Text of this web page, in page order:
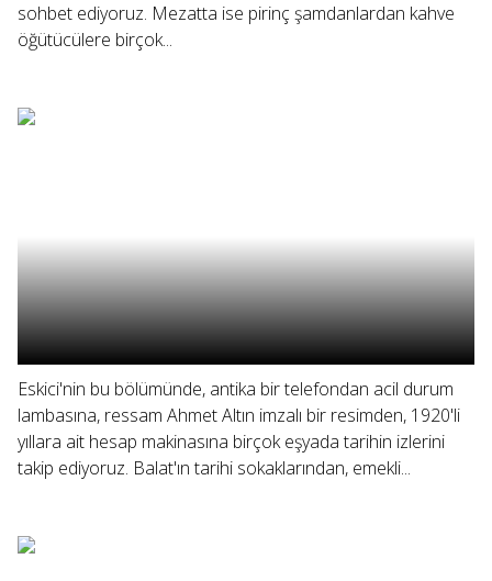
sohbet ediyoruz. Mezatta ise pirinç şamdanlardan kahve
öğütücülere birçok...
Eskici'nin bu bölümünde, antika bir telefondan acil durum
lambasına, ressam Ahmet Altın imzalı bir resimden, 1920'li
yıllara ait hesap makinasına birçok eşyada tarihin izlerini
takip ediyoruz. Balat'ın tarihi sokaklarından, emekli...